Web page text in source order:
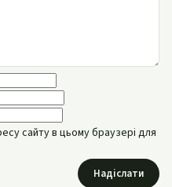
сайту в цьому браузері для
Надіслати